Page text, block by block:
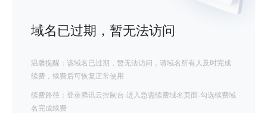
域名已过期，暂无法访问
温馨提醒：该域名已过期，暂无法访问，请域名所有人及时完成
续费，续费后可恢复正常使用
续费路径：登录腾讯云控制台-进入急需续费域名页面-勾选续费域
名完成续费